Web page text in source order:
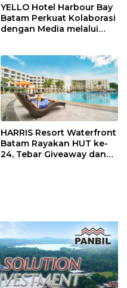
YELLO Hotel Harbour Bay
Batam Perkuat Kolaborasi
dengan Media melalui
HARRIS Resort Waterfront
Batam Rayakan HUT ke-
24, Tebar Giveaway dan